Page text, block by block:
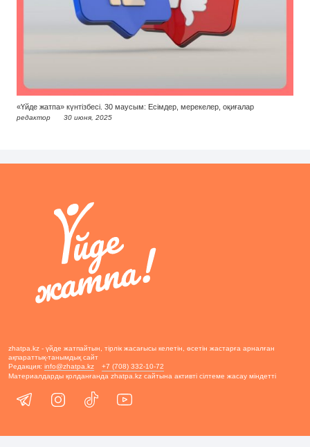
«Үйде жатпа» күнтізбесі. 30 маусым: Есімдер, мерекелер, оқиғалар
редактор 30 июня, 2025
zhatpa.kz - үйде жатпайтын, тірлік жасағысы келетін, өсетін жастарға арналған
ақпараттық-танымдық сайт
Редакция: info@zhatpa.kz
+7 (708) 332-10-72
Материалдарды қолданғанда zhatpa.kz сайтына активті сілтеме жасау міндетті